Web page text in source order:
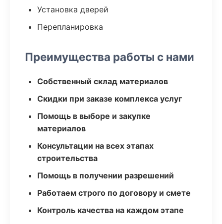
Установка дверей
Перепланировка
Преимущества работы с нами
Собственный склад материалов
Скидки при заказе комплекса услуг
Помощь в выборе и закупке
материалов
Консультации на всех этапах
строительства
Помощь в получении разрешений
Работаем строго по договору и смете
Контроль качества на каждом этапе